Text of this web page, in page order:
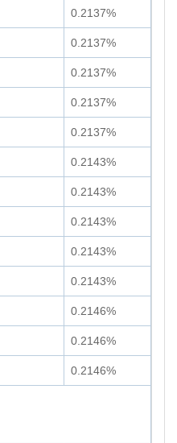
0.2137%
0.2137%
0.2137%
0.2137%
0.2137%
0.2143%
0.2143%
0.2143%
0.2143%
0.2143%
0.2146%
0.2146%
0.2146%